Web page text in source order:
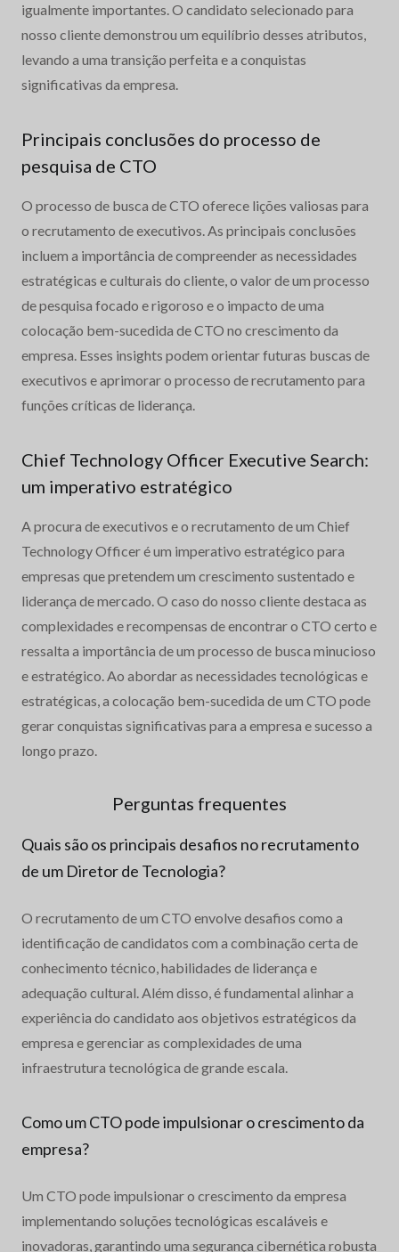
igualmente importantes. O candidato selecionado para
nosso cliente demonstrou um equilíbrio desses atributos,
levando a uma transição perfeita e a conquistas
significativas da empresa.
Principais conclusões do processo de
pesquisa de CTO
O processo de busca de CTO oferece lições valiosas para
o recrutamento de executivos. As principais conclusões
incluem a importância de compreender as necessidades
estratégicas e culturais do cliente, o valor de um processo
de pesquisa focado e rigoroso e o impacto de uma
colocação bem-sucedida de CTO no crescimento da
empresa. Esses insights podem orientar futuras buscas de
executivos e aprimorar o processo de recrutamento para
funções críticas de liderança.
Chief Technology Officer Executive Search:
um imperativo estratégico
A procura de executivos e o recrutamento de um Chief
Technology Officer é um imperativo estratégico para
empresas que pretendem um crescimento sustentado e
liderança de mercado. O caso do nosso cliente destaca as
complexidades e recompensas de encontrar o CTO certo e
ressalta a importância de um processo de busca minucioso
e estratégico. Ao abordar as necessidades tecnológicas e
estratégicas, a colocação bem-sucedida de um CTO pode
gerar conquistas significativas para a empresa e sucesso a
longo prazo.
Perguntas frequentes
Quais são os principais desafios no recrutamento
de um Diretor de Tecnologia?
O recrutamento de um CTO envolve desafios como a
identificação de candidatos com a combinação certa de
conhecimento técnico, habilidades de liderança e
adequação cultural. Além disso, é fundamental alinhar a
experiência do candidato aos objetivos estratégicos da
empresa e gerenciar as complexidades de uma
infraestrutura tecnológica de grande escala.
Como um CTO pode impulsionar o crescimento da
empresa?
Um CTO pode impulsionar o crescimento da empresa
implementando soluções tecnológicas escaláveis e
inovadoras, garantindo uma segurança cibernética robusta